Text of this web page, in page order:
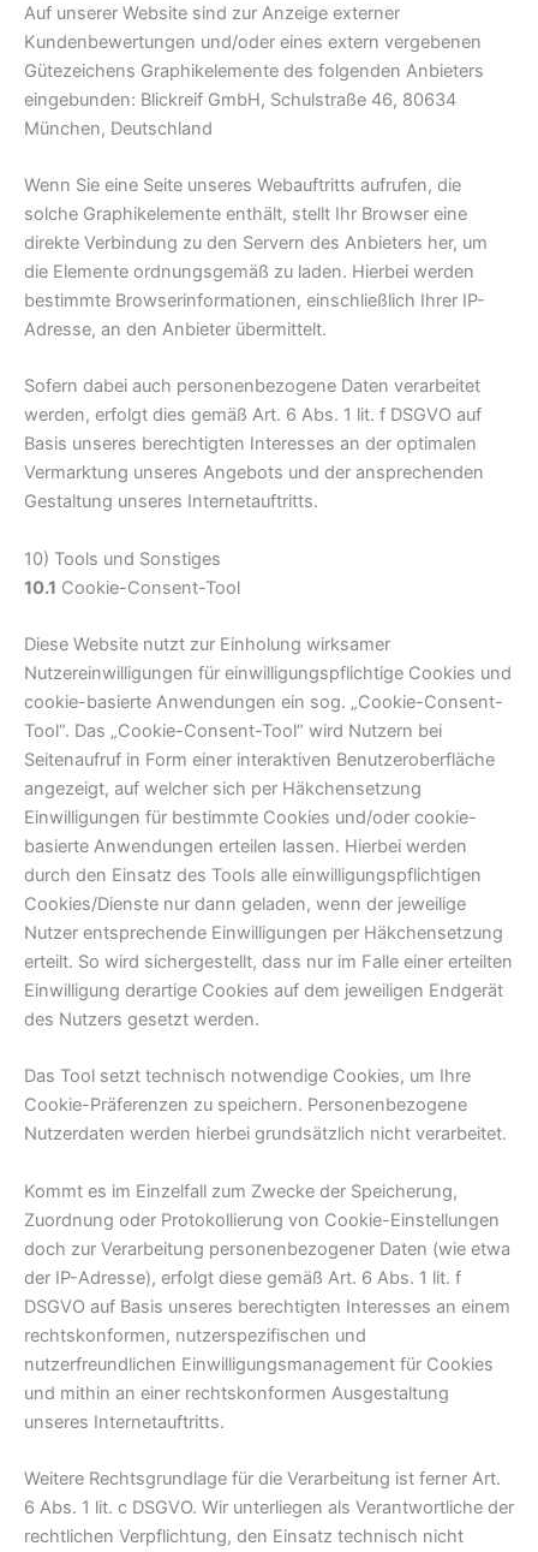
Auf unserer Website sind zur Anzeige externer
Kundenbewertungen und/oder eines extern vergebenen
Gütezeichens Graphikelemente des folgenden Anbieters
eingebunden: Blickreif GmbH, Schulstraße 46, 80634
München, Deutschland
Wenn Sie eine Seite unseres Webauftritts aufrufen, die
solche Graphikelemente enthält, stellt Ihr Browser eine
direkte Verbindung zu den Servern des Anbieters her, um
die Elemente ordnungsgemäß zu laden. Hierbei werden
bestimmte Browserinformationen, einschließlich Ihrer IP-
Adresse, an den Anbieter übermittelt.
Sofern dabei auch personenbezogene Daten verarbeitet
werden, erfolgt dies gemäß Art. 6 Abs. 1 lit. f DSGVO auf
Basis unseres berechtigten Interesses an der optimalen
Vermarktung unseres Angebots und der ansprechenden
Gestaltung unseres Internetauftritts.
10) Tools und Sonstiges
10.1 Cookie-Consent-Tool
Diese Website nutzt zur Einholung wirksamer
Nutzereinwilligungen für einwilligungspflichtige Cookies und
cookie-basierte Anwendungen ein sog. „Cookie-Consent-
Tool“. Das „Cookie-Consent-Tool“ wird Nutzern bei
Seitenaufruf in Form einer interaktiven Benutzeroberfläche
angezeigt, auf welcher sich per Häkchensetzung
Einwilligungen für bestimmte Cookies und/oder cookie-
basierte Anwendungen erteilen lassen. Hierbei werden
durch den Einsatz des Tools alle einwilligungspflichtigen
Cookies/Dienste nur dann geladen, wenn der jeweilige
Nutzer entsprechende Einwilligungen per Häkchensetzung
erteilt. So wird sichergestellt, dass nur im Falle einer erteilten
Einwilligung derartige Cookies auf dem jeweiligen Endgerät
des Nutzers gesetzt werden.
Das Tool setzt technisch notwendige Cookies, um Ihre
Cookie-Präferenzen zu speichern. Personenbezogene
Nutzerdaten werden hierbei grundsätzlich nicht verarbeitet.
Kommt es im Einzelfall zum Zwecke der Speicherung,
Zuordnung oder Protokollierung von Cookie-Einstellungen
doch zur Verarbeitung personenbezogener Daten (wie etwa
der IP-Adresse), erfolgt diese gemäß Art. 6 Abs. 1 lit. f
DSGVO auf Basis unseres berechtigten Interesses an einem
rechtskonformen, nutzerspezifischen und
nutzerfreundlichen Einwilligungsmanagement für Cookies
und mithin an einer rechtskonformen Ausgestaltung
unseres Internetauftritts.
Weitere Rechtsgrundlage für die Verarbeitung ist ferner Art.
6 Abs. 1 lit. c DSGVO. Wir unterliegen als Verantwortliche der
rechtlichen Verpflichtung, den Einsatz technisch nicht